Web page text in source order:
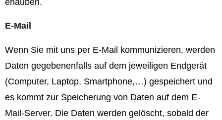
erlauben.
E-Mail
Wenn Sie mit uns per E-Mail kommunizieren, werden
Daten gegebenenfalls auf dem jeweiligen Endgerät
(Computer, Laptop, Smartphone,…) gespeichert und
es kommt zur Speicherung von Daten auf dem E-
Mail-Server. Die Daten werden gelöscht, sobald der